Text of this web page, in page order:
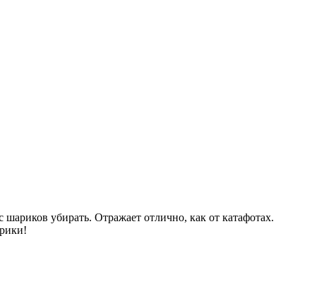
убирать. Отражает отлично, как от катафотах.